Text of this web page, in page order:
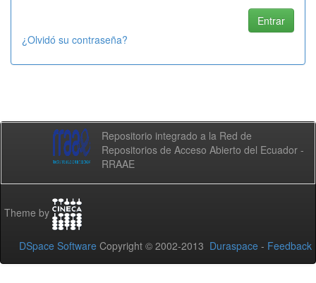
¿Olvidó su contraseña?
Repositorio integrado a la Red de
Repositorios de Acceso Abierto del Ecuador -
RRAAE
Theme by
DSpace Software Copyright © 2002-2013 Duraspace - Feedback